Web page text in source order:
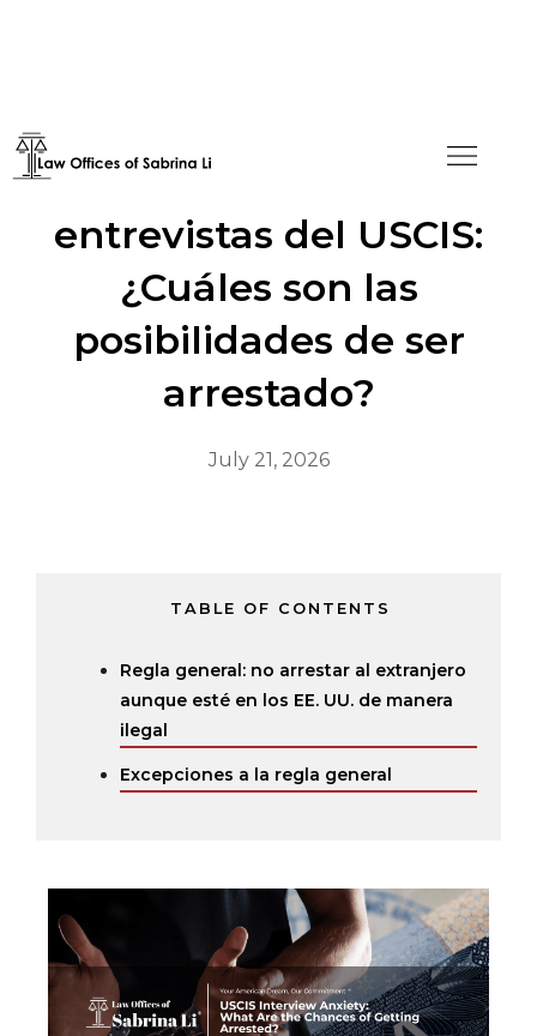
Ansiedad por las
entrevistas del USCIS:
¿Cuáles son las
posibilidades de ser
arrestado?
July 21, 2026
TABLE OF CONTENTS
Regla general: no arrestar al extranjero
aunque esté en los EE. UU. de manera
ilegal
Excepciones a la regla general